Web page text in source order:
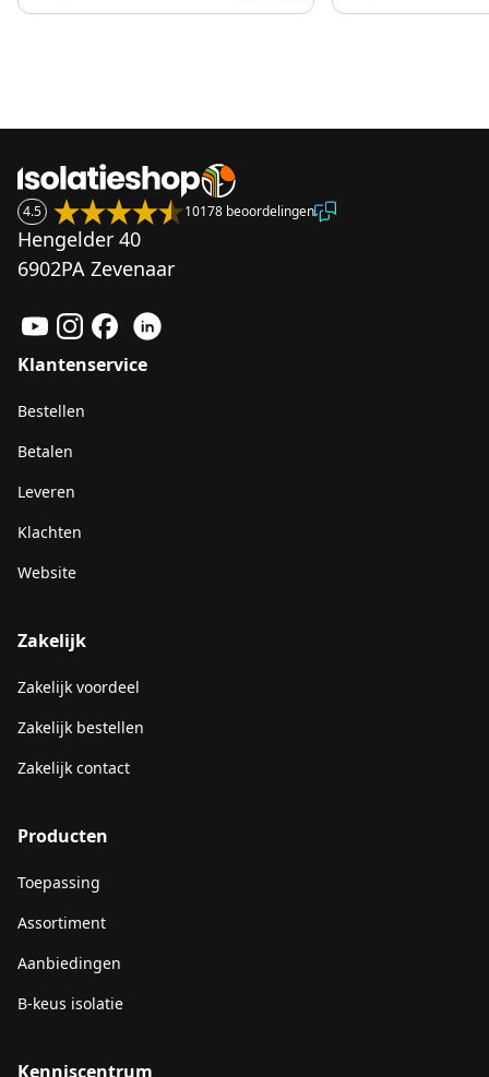
4.5 10178 beoordelingen
Hengelder 40
6902PA Zevenaar
Klantenservice
Bestellen
Betalen
Leveren
Klachten
Website
Zakelijk
Zakelijk voordeel
Zakelijk bestellen
Zakelijk contact
Producten
Toepassing
Assortiment
Aanbiedingen
B-keus isolatie
Kenniscentrum